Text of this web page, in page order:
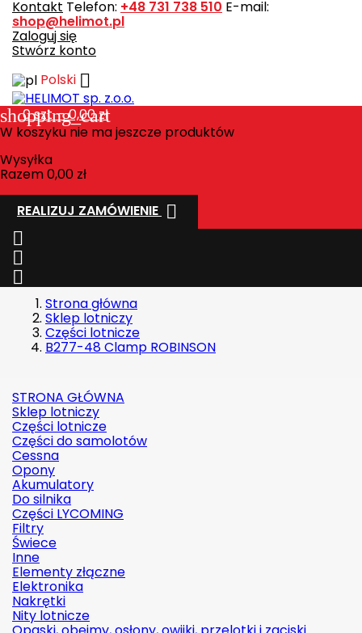
Kontakt Telefon: +48 731 738 510 E-mail:
shop@helimot.pl
Zaloguj się
Stwórz konto
Polski 
shopping_cart
0szt. - 0,00 zł
W koszyku nie ma jeszcze produktów
Wysyłka
Razem0,00 zł
REALIZUJ ZAMÓWIENIE 



Strona główna
Sklep lotniczy
Części lotnicze
B277-48 Clamp ROBINSON
STRONA GŁÓWNA
Sklep lotniczy
Części lotnicze
Części do samolotów
Cessna
Opony
Akumulatory
Do silnika
Części LYCOMING
Filtry
Świece
Inne
Elementy złączne
Elektronika
Nakrętki
Nity lotnicze